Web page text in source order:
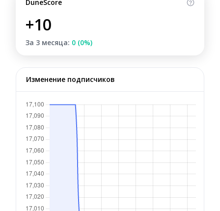
DuneScore
+10
За 3 месяца: 0 (0%)
Изменение подписчиков